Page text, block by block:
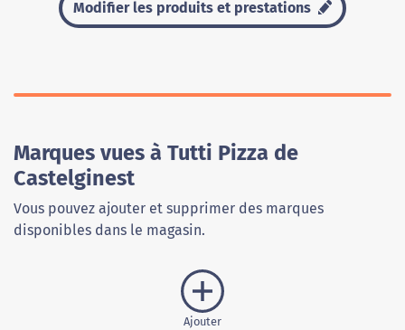
Modifier les produits et prestations
Marques vues à Tutti Pizza de
Castelginest
Vous pouvez ajouter et supprimer des marques
disponibles dans le magasin.
Ajouter